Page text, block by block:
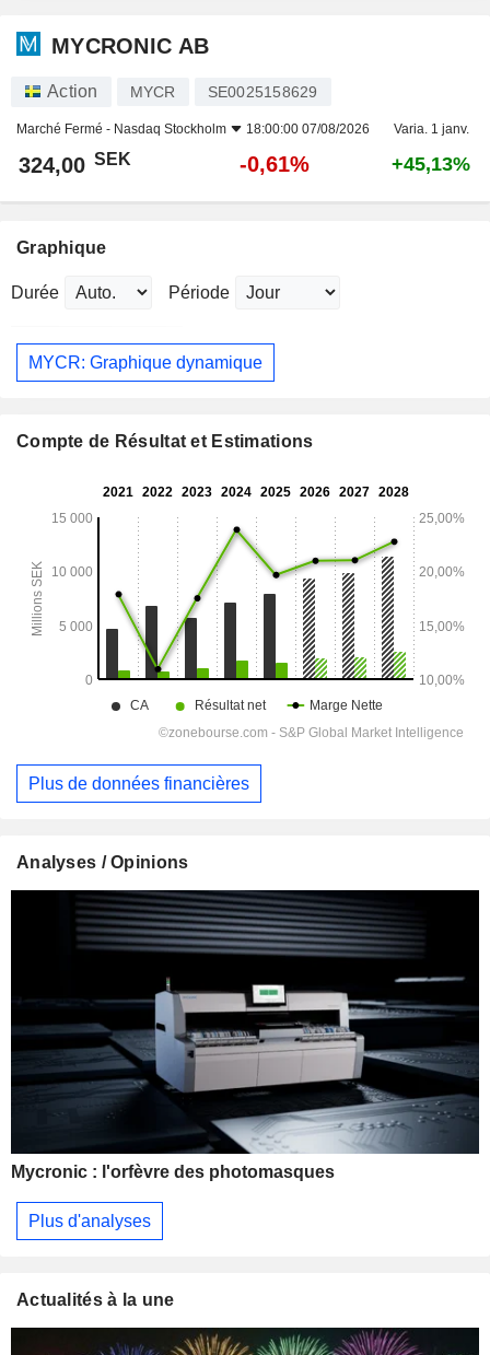
MYCRONIC AB
Action MYCR SE0025158629
Marché Fermé - Nasdaq Stockholm 18:00:00 07/08/2026 Varia. 1 janv.
324,00 SEK -0,61% +45,13%
Graphique
Durée Période
MYCR: Graphique dynamique
Compte de Résultat et Estimations
Plus de données financières
Analyses / Opinions
Mycronic : l'orfèvre des photomasques
Plus d'analyses
Actualités à la une